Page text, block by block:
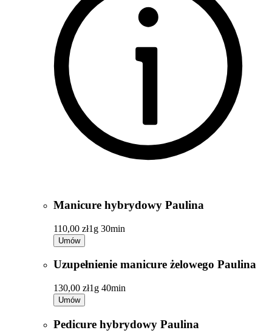
Manicure hybrydowy Paulina
110,00 zł1g 30min
Umów
Uzupełnienie manicure żelowego Paulina
130,00 zł1g 40min
Umów
Pedicure hybrydowy Paulina